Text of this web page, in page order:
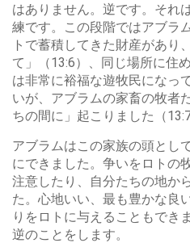
はありません。逆です。それ
練です。この段階ではアブラ
トで蓄積してきた財産があり
て」（13:6）、同じ場所に住
は非常に裕福な遊牧民になっ
いが、アブラムの家畜の牧者
ちの間に」起こりました（13:7
アブラムはこの家族の頭とし
にできました。争いをロトの
注意したり、自分たちの地か
た。心地いい、最も豊かな良
りをロトに与えることもでき
逆のことをします。